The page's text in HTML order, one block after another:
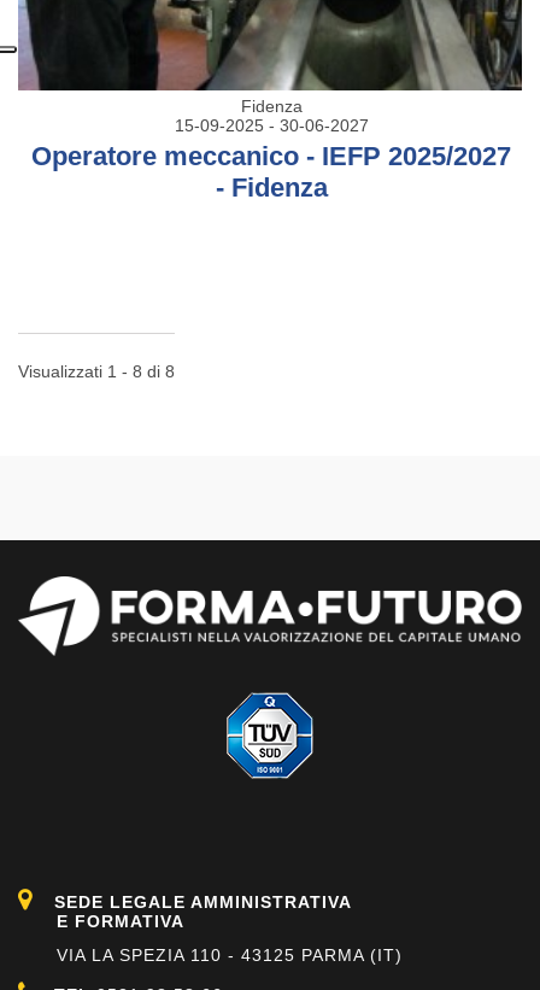
Fidenza
15-09-2025 - 30-06-2027
Operatore meccanico - IEFP 2025/2027
- Fidenza
Visualizzati 1 - 8 di 8
SEDE LEGALE AMMINISTRATIVA
E FORMATIVA
VIA LA SPEZIA 110 - 43125 PARMA (IT)